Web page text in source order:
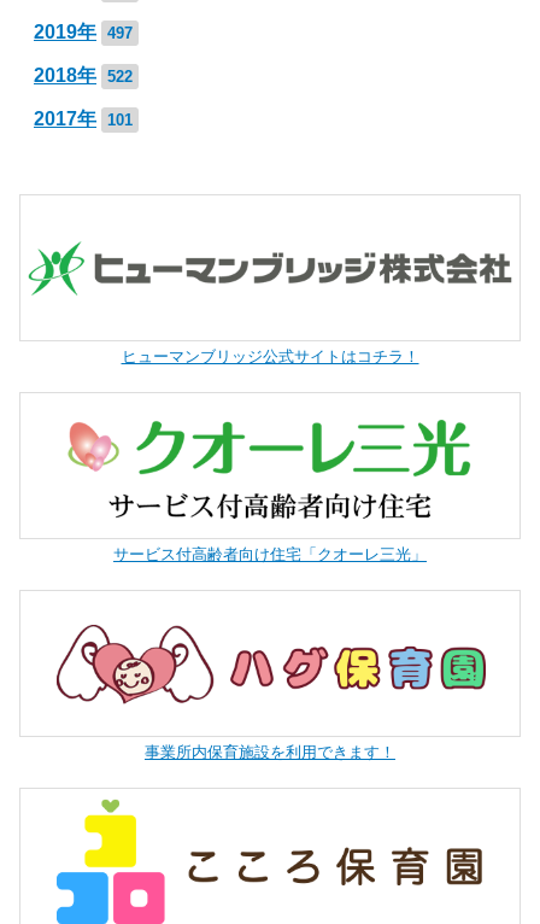
2019年 497
2018年 522
2017年 101
ヒューマンブリッジ公式サイトはコチラ！
サービス付高齢者向け住宅「クオーレ三光」
事業所内保育施設を利用できます！